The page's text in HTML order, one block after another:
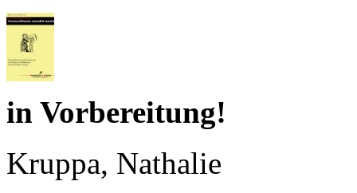
in Vorbereitung!
Kruppa, Nathalie